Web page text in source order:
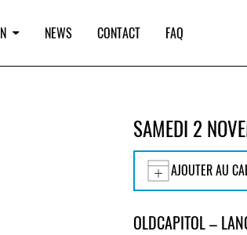
NEWS CONTACT FAQ
SAMEDI 2
AJOUTER AU
OLDCAPITOL –